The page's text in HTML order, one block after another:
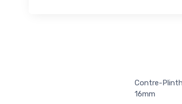
Contre-
16mm